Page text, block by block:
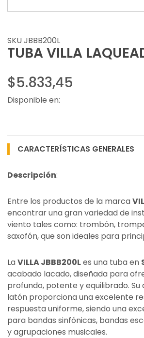
SKU JBBB200L
TUBA VILLA
$5.833,45
Disponible en:
CARACTERÍSTICAS GENERALES
Descripción:
Entre los productos de la marca
encontrar una gran variedad de
viento tales como: trombón,
saxofón, que son ideales para
LaVILLA JBBB200Les una tuba en
acabado lacado, diseñada para
profundo, potente y equilibrado.
latón proporciona una excelente
respuesta uniforme, siendo una
para bandas sinfónicas, bandas
y agrupaciones musicales.